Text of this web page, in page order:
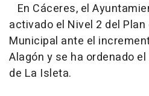
En Cáceres, el
activado el Nivel 2 del
Municipal ante el
Alagón y se ha ordenado
de La Isleta.